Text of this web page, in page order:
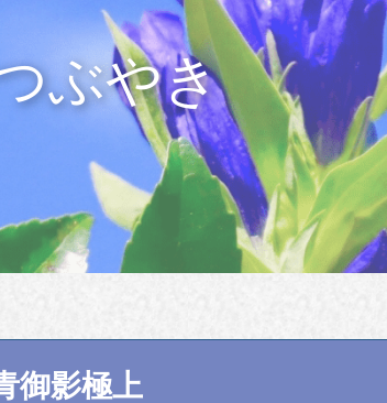
ぶやき
御影極上